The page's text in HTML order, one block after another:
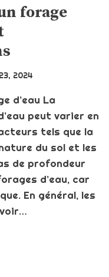
forage
2024
d’eau La
peut varier en
tels que la
du sol et les
de profondeur
d’eau, car
En général, les